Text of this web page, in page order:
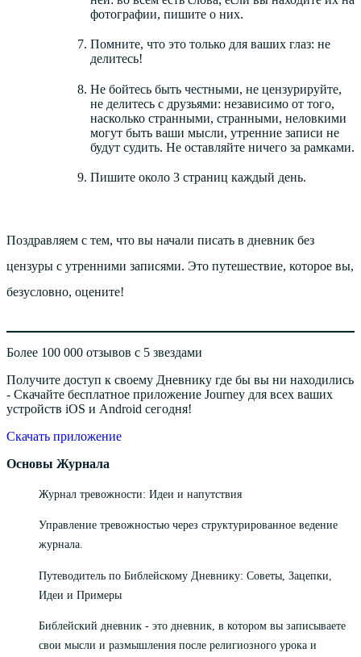
фотографии, пишите о них.
Помните, что это только для ваших глаз: не
делитесь!
Не бойтесь быть честными, не цензурируйте,
не делитесь с друзьями: независимо от того,
насколько странными, странными, неловкими
могут быть ваши мысли, утренние записи не
будут судить. Не оставляйте ничего за рамками.
Пишите около 3 страниц каждый день.
Поздравляем с тем, что вы начали писать в дневник без
цензуры с утренними записями. Это путешествие, которое вы,
безусловно, оцените!
Более 100 000 отзывов с 5 звездами
Получите доступ к своему Дневнику где бы вы ни находились
- Скачайте бесплатное приложение Journey для всех ваших
устройств iOS и Android сегодня!
Скачать приложение
Основы Журнала
Журнал тревожности: Идеи и напутствия
Управление тревожностью через структурированное ведение
журнала.
Путеводитель по Библейскому Дневнику: Советы, Зацепки,
Идеи и Примеры
Библейский дневник - это дневник, в котором вы записываете
свои мысли и размышления после религиозного урока и